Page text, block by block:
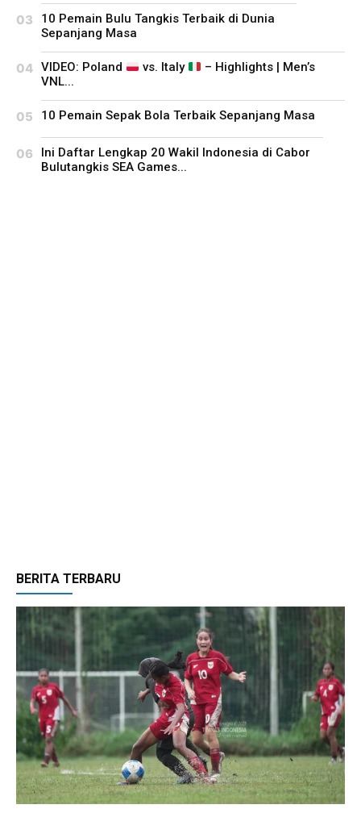
10 Pemain Bulu Tangkis Terbaik di Dunia
Sepanjang Masa
VIDEO: Poland vs. Italy
– Highlights | Men’s
VNL...
10 Pemain Sepak Bola Terbaik Sepanjang Masa
Ini Daftar Lengkap 20 Wakil Indonesia di Cabor
Bulutangkis SEA Games...
BERITA TERBARU